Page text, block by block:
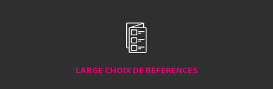
LARGE CHOIX DE RÉFÉRENCES